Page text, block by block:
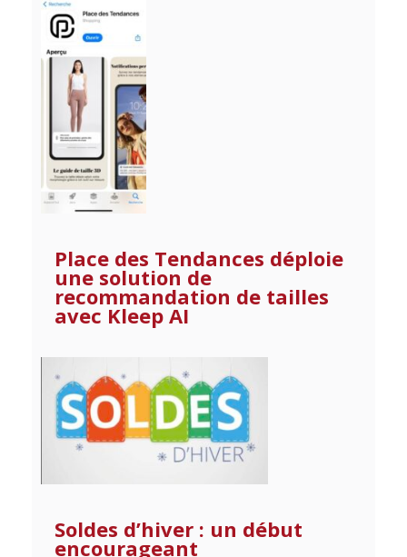
Place des Tendances déploie
une solution de
recommandation de tailles
avec Kleep AI
Soldes d’hiver : un début
encourageant